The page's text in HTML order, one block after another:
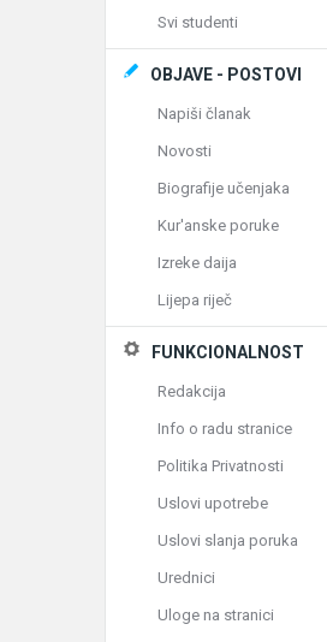
Svi studenti
OBJAVE - POSTOVI
Napiši članak
Novosti
Biografije učenjaka
Kur'anske poruke
Izreke daija
Lijepa riječ
FUNKCIONALNOST
Redakcija
Info o radu stranice
Politika Privatnosti
Uslovi upotrebe
Uslovi slanja poruka
Urednici
Uloge na stranici